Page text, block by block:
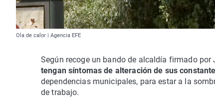
Ola de calor | Agencia EFE
Según recoge un bando de alcaldía firmado
tengan síntomas de alteración de sus
dependencias municipales, para estar a la
de trabajo.